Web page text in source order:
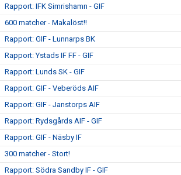
Rapport: IFK Simrishamn - GIF
600 matcher - Makalöst!!
Rapport: GIF - Lunnarps BK
Rapport: Ystads IF FF - GIF
Rapport: Lunds SK - GIF
Rapport: GIF - Veberöds AIF
Rapport: GIF - Janstorps AIF
Rapport: Rydsgårds AIF - GIF
Rapport: GIF - Näsby IF
300 matcher - Stort!
Rapport: Södra Sandby IF - GIF